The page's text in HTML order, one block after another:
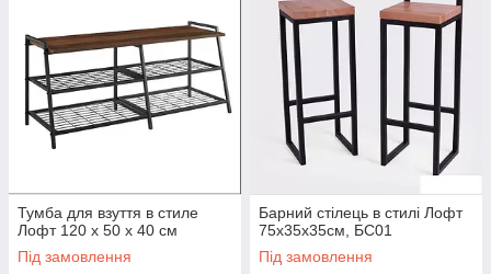
Тумба для взуття в стиле
Лофт 120 х 50 х 40 см
Під замовлення
Барний стілець в стилі Лофт
75х35х35см, БС01
Під замовлення